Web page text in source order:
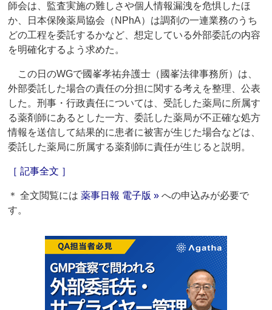
師会は、監査実施の難しさや個人情報漏洩を危惧したほ
か、日本保険薬局協会（NPhA）は調剤の一連業務のうち
どの工程を委託するかなど、想定している外部委託の内容
を明確化するよう求めた。
この日のWGで國峯孝祐弁護士（國峯法律事務所）は、
外部委託した場合の責任の分担に関する考えを整理、公表
した。刑事・行政責任については、受託した薬局に所属す
る薬剤師にあるとした一方、委託した薬局が不正確な処方
情報を送信して結果的に患者に被害が生じた場合などは、
委託した薬局に所属する薬剤師に責任が生じると説明。
［ 記事全文 ］
＊ 全文閲覧には薬事日報 電子版 » への申込みが必要で
す。